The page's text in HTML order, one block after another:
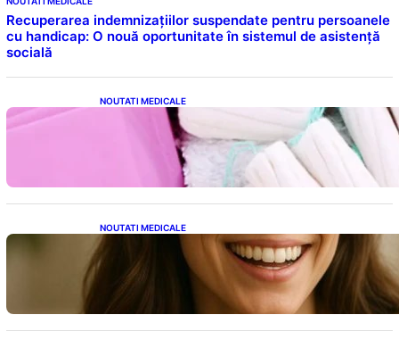
Recuperarea indemnizațiilor suspendate pentru persoanele
cu handicap: O nouă oportunitate în sistemul de asistență
socială
NOUTATI MEDICALE
Tampoanele menstruale: O analiză profundă
a riscurilor legate de metale toxice
NOUTATI MEDICALE
Ceaiul – Băutura care protejează inima:
Descoperiri recente despre beneficiile
consumului zilnic